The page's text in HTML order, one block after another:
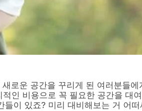
로운 공간을 꾸리게 된 여러분들에
인 비용으로 꼭 필요한 공간을 대
이 있죠? 미리 대비해보는 거 어